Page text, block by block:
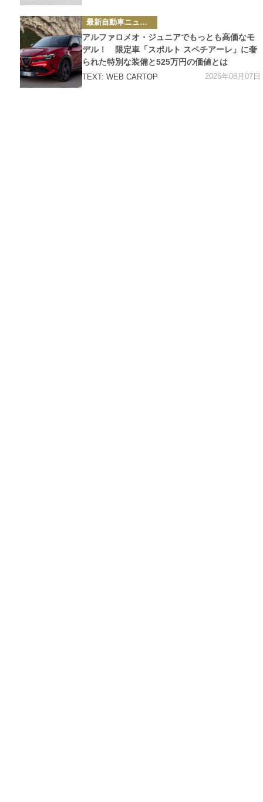
カ
テ
ゴ
リ
ー
最新自動車ニュース
アルファロメオ・ジュニアでもっとも高価なモ
デル！ 限定車「スポルト スペチアーレ」に奢
られた特別な装備と525万円の価値とは
TEXT: WEB CARTOP 2026年08月07日